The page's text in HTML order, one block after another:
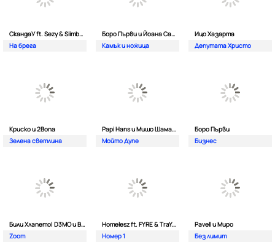
СкандаУ ft. Sezy & Siimbad
На брега
Боро Първи и Йоана Сашова
Камък и ножица
Ицо Хазарта
Депутата Христо
Криско и 2Bona
Зелена светлина
Papi Hans и Мишо Шамара
Мойто Дупе
Боро Първи
Бизнес
Били Хлапето| D3MO и BREVIS
Zoom
Homelesz ft. FYRE & TraYan
Номер 1
Pavell и Миро
Без лимит